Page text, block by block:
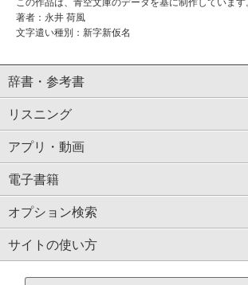
この作品は、青空文庫のデータを基に制作しています
著者：永井 荷風
文字遣い種別：新字新仮名
辞書・参考書
リスニング
アプリ・動画
電子書籍
オプション検索
サイトの使い方